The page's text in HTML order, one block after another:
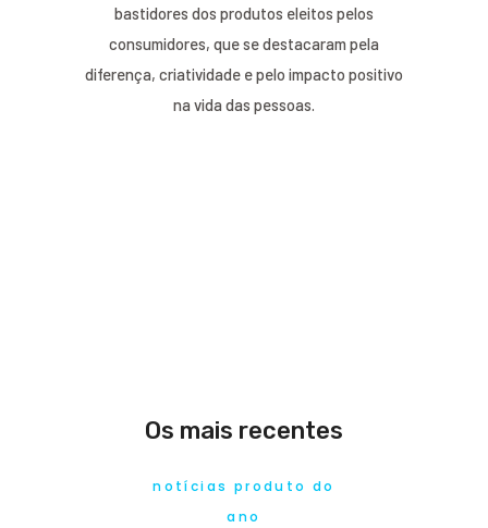
bastidores dos produtos eleitos pelos
consumidores, que se destacaram pela
diferença, criatividade e pelo impacto positivo
na vida das pessoas.
Os mais recentes
notícias produto do
ano